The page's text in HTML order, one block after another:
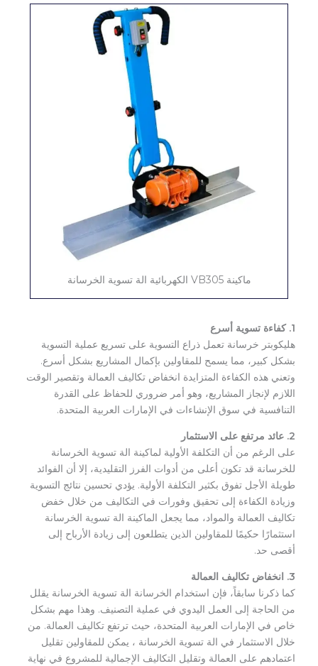
ماكينة VB305 الكهربائية الة تسوية الخرسانة
1. كفاءة تسوية أسرع
هليكوبتر خرسانة تعمل ذراع التسوية على تسريع عملية التسوية
بشكل كبير، مما يسمح للمقاولين بإكمال المشاريع بشكل أسرع.
وتعني هذه الكفاءة المتزايدة انخفاض تكاليف العمالة وتقصير الوقت
اللازم لإنجاز المشاريع، وهو أمر ضروري للحفاظ على القدرة
التنافسية في سوق الإنشاءات في الإمارات العربية المتحدة.
2. عائد مرتفع على الاستثمار
على الرغم من أن التكلفة الأولية لماكينة الة تسوية الخرسانة
للخرسانة قد تكون أعلى من أدوات الفرز التقليدية، إلا أن الفوائد
طويلة الأجل تفوق بكثير التكلفة الأولية. يؤدي تحسين نتائج التسوية
وزيادة الكفاءة إلى تحقيق وفورات في التكاليف من خلال خفض
تكاليف العمالة والمواد، مما يجعل الماكينة الة تسوية الخرسانة
استثمارًا حكيمًا للمقاولين الذين يتطلعون إلى زيادة الأرباح إلى
أقصى حد.
3. انخفاض تكاليف العمالة
كما ذكرنا سابقاً، فإن استخدام الخرسانة الة تسوية الخرسانة يقلل
من الحاجة إلى العمل اليدوي في عملية التصنيف. وهذا مهم بشكل
خاص في الإمارات العربية المتحدة، حيث ترتفع تكاليف العمالة. من
خلال الاستثمار في الة تسوية الخرسانة ، يمكن للمقاولين تقليل
اعتمادهم على العمالة وتقليل التكاليف الإجمالية للمشروع في نهاية